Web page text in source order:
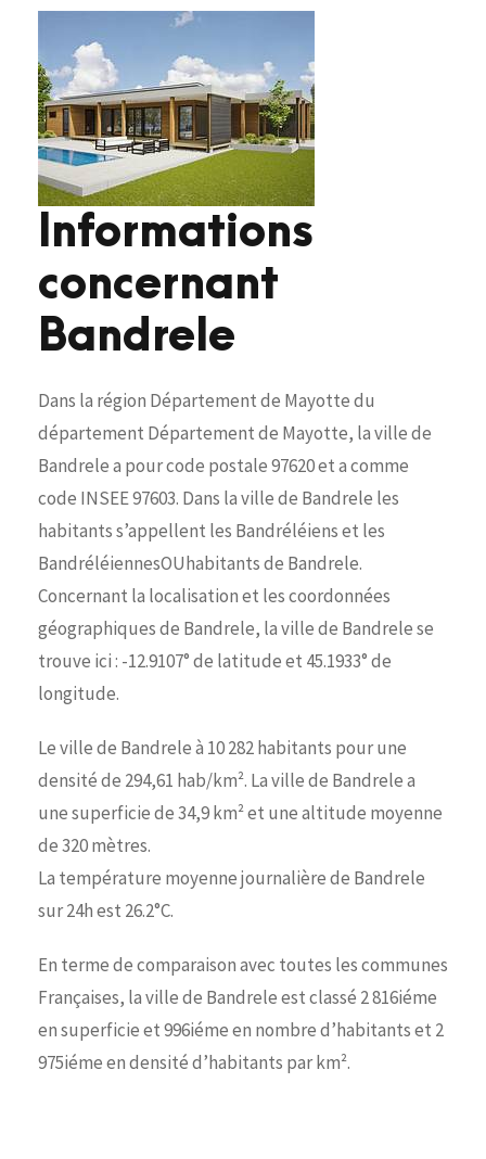
Informations
concernant
Bandrele
Dans la région Département de Mayotte du
département Département de Mayotte, la ville de
Bandrele a pour code postale 97620 et a comme
code INSEE 97603. Dans la ville de Bandrele les
habitants s’appellent les Bandréléiens et les
BandréléiennesOUhabitants de Bandrele.
Concernant la localisation et les coordonnées
géographiques de Bandrele, la ville de Bandrele se
trouve ici : -12.9107° de latitude et 45.1933° de
longitude.
Le ville de Bandrele à 10 282 habitants pour une
densité de 294,61 hab/km². La ville de Bandrele a
une superficie de 34,9 km² et une altitude moyenne
de 320 mètres.
La température moyenne journalière de Bandrele
sur 24h est 26.2°C.
En terme de comparaison avec toutes les communes
Françaises, la ville de Bandrele est classé 2 816iéme
en superficie et 996iéme en nombre d’habitants et 2
975iéme en densité d’habitants par km².